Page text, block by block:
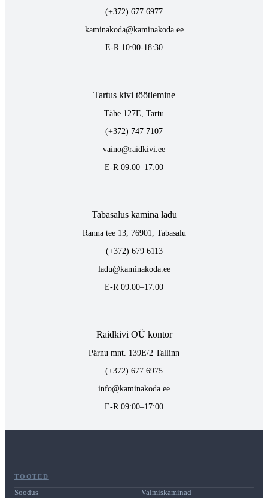
(+372) 677 6977
kaminakoda@kaminakoda.ee
E-R 10:00-18:30
Tartus kivi töötlemine
Tähe 127E, Tartu
(+372) 747 7107
vaino@raidkivi.ee
E-R 09:00–17:00
Tabasalus kamina ladu
Ranna tee 13, 76901, Tabasalu
(+372) 679 6113
ladu@kaminakoda.ee
E-R 09:00–17:00
Raidkivi OÜ kontor
Pärnu mnt. 139E/2 Tallinn
(+372) 677 6975
info@kaminakoda.ee
E-R 09:00–17:00
TOOTED
Soodus
Valmiskaminad